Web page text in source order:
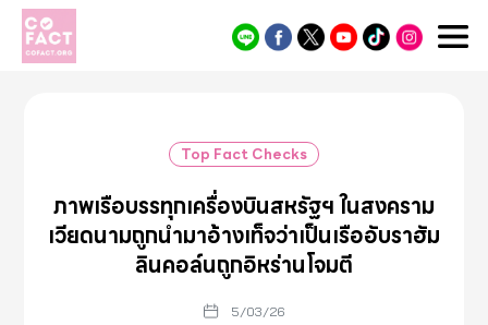
Cofact
Top Fact Checks
ภาพเรือบรรทุกเครื่องบินสหรัฐฯ ในสงคราม
เวียดนามถูกนำมาอ้างเท็จว่าเป็นเรืออับราฮัม
ลินคอล์นถูกอิหร่านโจมตี
5/03/26